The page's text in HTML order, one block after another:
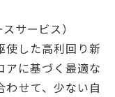
サービス）
使した高利回り新
アに基づく最適な
わせて、少ない自